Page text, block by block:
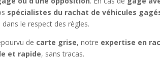
spécialistes du rachat de véhicules
le respect des règles.
de carte grise, notre expertise en
et rapide, sans tracas.